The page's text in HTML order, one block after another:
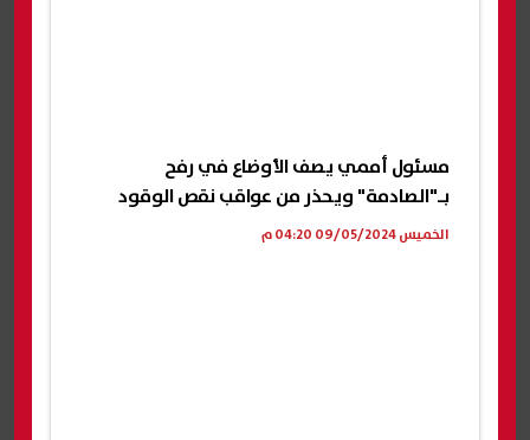
مسئول أممي يصف الأوضاع في رفح
بـ"الصادمة" ويحذر من عواقب نقص الوقود
الخميس 09/05/2024 04:20 م